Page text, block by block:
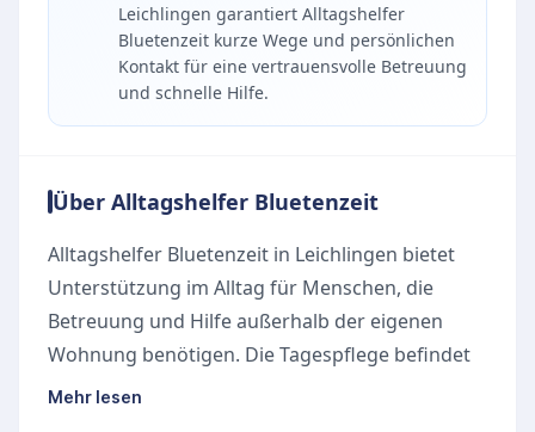
Leichlingen garantiert Alltagshelfer
Bluetenzeit kurze Wege und persönlichen
Kontakt für eine vertrauensvolle Betreuung
und schnelle Hilfe.
Über Alltagshelfer Bluetenzeit
Alltagshelfer Bluetenzeit in Leichlingen bietet
Unterstützung im Alltag für Menschen, die
Betreuung und Hilfe außerhalb der eigenen
Wohnung benötigen. Die Tagespflege befindet
sich Am Schraffenberg 34 und ist ein
Mehr lesen